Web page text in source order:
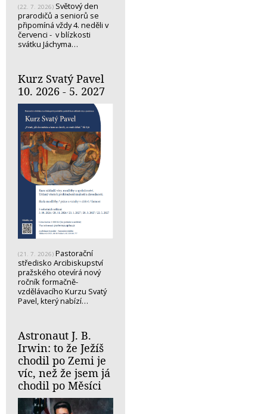
(22. 7. 2026) Světový den
prarodičů a seniorů se
připomíná vždy 4. neděli v
červenci - v blízkosti
svátku Jáchyma…
Kurz Svatý Pavel
10. 2026 - 5. 2027
(21. 7. 2026) Pastorační
středisko Arcibiskupství
pražského otevírá nový
ročník formačně-
vzdělávacího Kurzu Svatý
Pavel, který nabízí…
Astronaut J. B.
Irwin: to že Ježíš
chodil po Zemi je
víc, než že jsem já
chodil po Měsíci